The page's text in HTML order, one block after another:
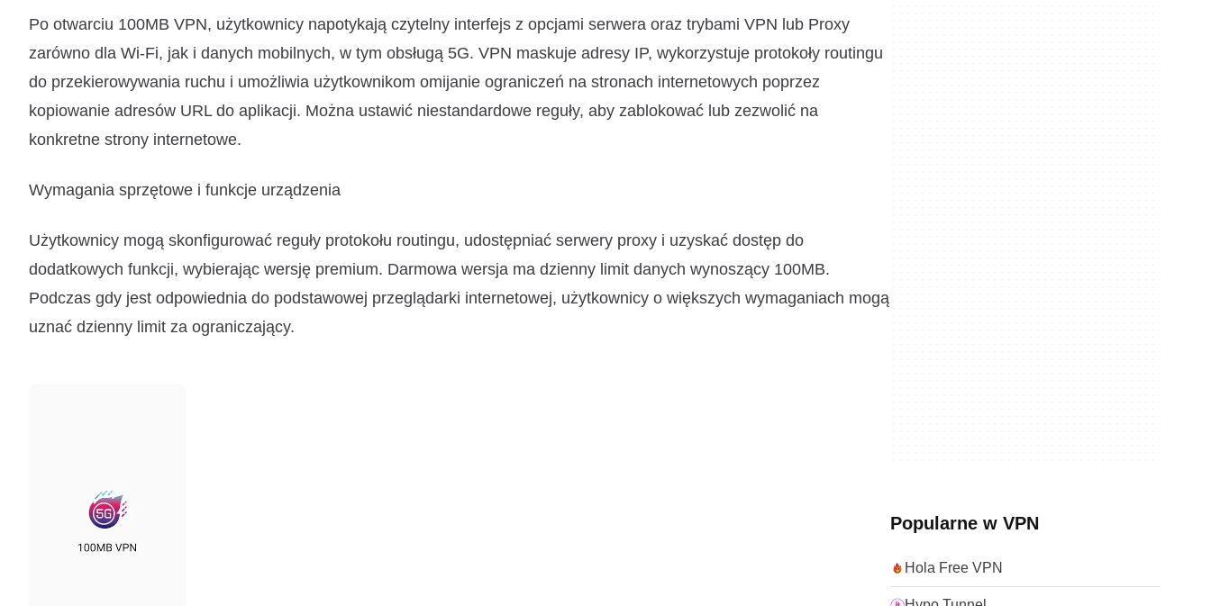
Po otwarciu 100MB VPN, użytkownicy napotykają czytelny interfejs z opcjami serwera oraz trybami VPN lub Proxy
zarówno dla Wi-Fi, jak i danych mobilnych, w tym obsługą 5G. VPN maskuje adresy IP, wykorzystuje protokoły routingu
do przekierowywania ruchu i umożliwia użytkownikom omijanie ograniczeń na stronach internetowych poprzez
kopiowanie adresów URL do aplikacji. Można ustawić niestandardowe reguły, aby zablokować lub zezwolić na
konkretne strony internetowe.
Wymagania sprzętowe i funkcje urządzenia
Użytkownicy mogą skonfigurować reguły protokołu routingu, udostępniać serwery proxy i uzyskać dostęp do
dodatkowych funkcji, wybierając wersję premium. Darmowa wersja ma dzienny limit danych wynoszący 100MB.
Podczas gdy jest odpowiednia do podstawowej przeglądarki internetowej, użytkownicy o większych wymaganiach mogą
uznać dzienny limit za ograniczający.
Popularne w VPN
Hola Free VPN